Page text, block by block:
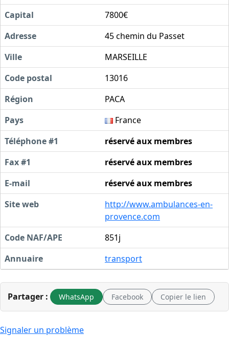
Capital
7800€
Adresse
45 chemin du Passet
Ville
MARSEILLE
Code postal
13016
Région
PACA
Pays
France
Téléphone #1
réservé aux membres
Fax #1
réservé aux membres
E-mail
réservé aux membres
Site web
http://www.ambulances-en-
provence.com
Code NAF/APE
851j
Annuaire
transport
Partager : WhatsApp Facebook Copier le lien
Signaler un problème